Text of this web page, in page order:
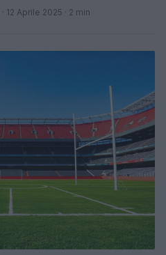
· 12 Aprile 2025 · 2 min